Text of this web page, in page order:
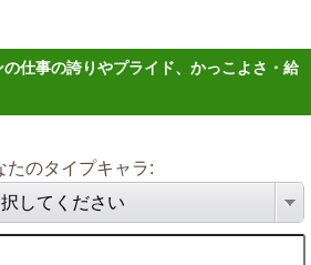
仕事の誇りやプライド、かっこよさ・給
たのタイプキャラ:
してください